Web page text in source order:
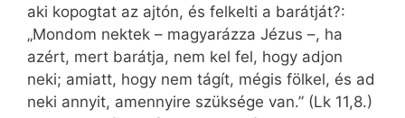
aki kopogtat az ajtón, és felkelti a barátját?:
„Mondom nektek – magyarázza Jézus –, ha
azért, mert barátja, nem kel fel, hogy adjon
neki; amiatt, hogy nem tágít, mégis fölkel, és ad
neki annyit, amennyire szüksége van.” (Lk 11,8.)